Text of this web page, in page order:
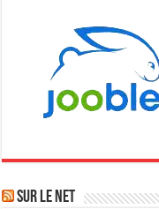
Sur le NET